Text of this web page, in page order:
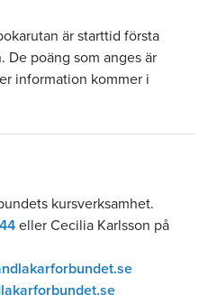
är starttid första
De poäng som anges är
information kommer i
kursverksamhet.
eller Cecilia Karlsson på